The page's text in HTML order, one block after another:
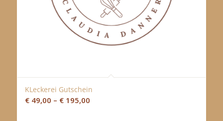
KLeckerei Gutschein
€49,00 – €195,00